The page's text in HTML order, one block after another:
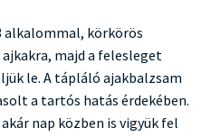
alkalommal, körkörös
majd a felesleget
le. A tápláló ajakbalzsam
a tartós hatás érdekében.
nap közben is vigyük fel